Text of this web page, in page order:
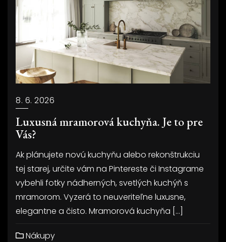
8. 6. 2026
Luxusná mramorová kuchyňa. Je to pre
Vás?
Ak plánujete novú kuchyňu alebo rekonštrukciu
tej starej, určite vám na Pintereste či Instagrame
vybehli fotky nádherných, svetlých kuchýň s
mramorom. Vyzerá to neuveriteľne luxusne,
elegantne a čisto. Mramorová kuchyňa […]
Nákupy